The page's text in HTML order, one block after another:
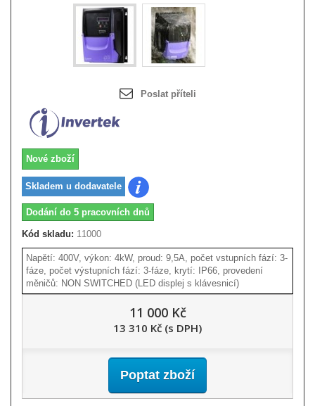
Poslat příteli
Nové zboží
Skladem u dodavatele
Dodání do 5 pracovních dnů
Kód skladu: 11000
Napětí: 400V, výkon: 4kW, proud: 9,5A, počet vstupních fází: 3-
fáze, počet výstupních fází: 3-fáze, krytí: IP66, provedení
měničů: NON SWITCHED (LED displej s klávesnicí)
11 000 Kč
13 310 Kč (s DPH)
Poptat zboží